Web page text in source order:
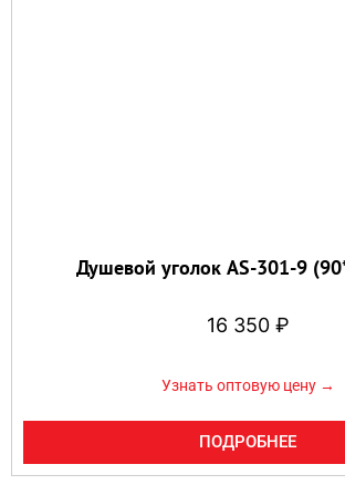
Душевой уголок AS-301-9
16 350 ₽
Узнать оптовую цену →
ПОДРОБНЕЕ